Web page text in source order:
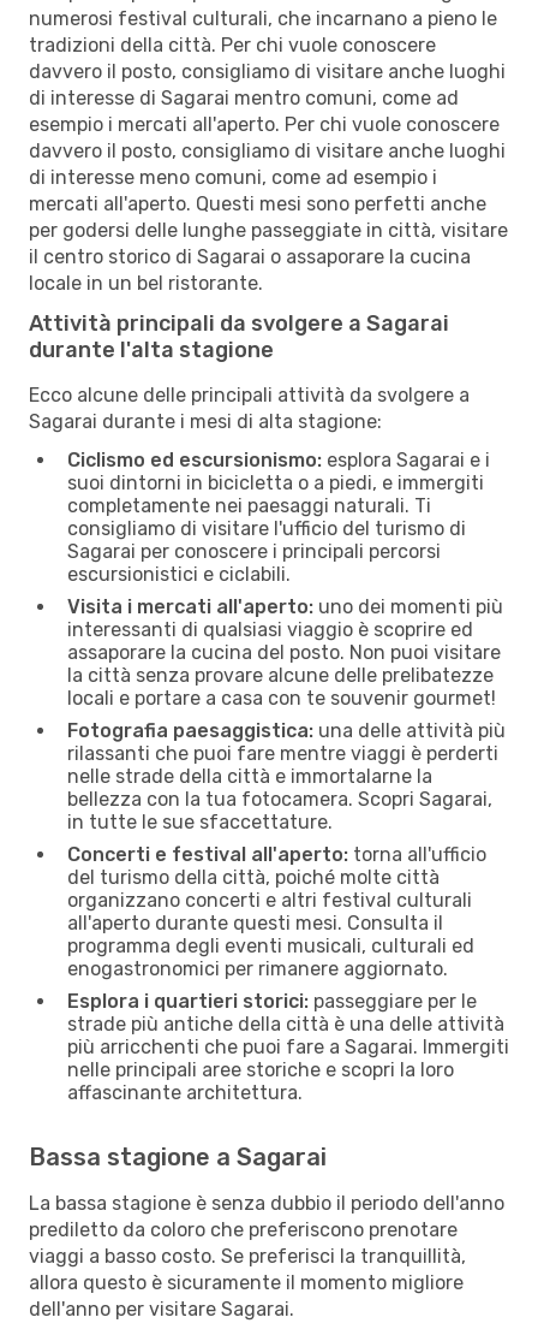
numerosi festival culturali, che incarnano a pieno le
tradizioni della città. Per chi vuole conoscere
davvero il posto, consigliamo di visitare anche luoghi
di interesse di Sagarai mentro comuni, come ad
esempio i mercati all'aperto. Per chi vuole conoscere
davvero il posto, consigliamo di visitare anche luoghi
di interesse meno comuni, come ad esempio i
mercati all'aperto. Questi mesi sono perfetti anche
per godersi delle lunghe passeggiate in città, visitare
il centro storico di Sagarai o assaporare la cucina
locale in un bel ristorante.
Attività principali da svolgere a Sagarai
durante l'alta stagione
Ecco alcune delle principali attività da svolgere a
Sagarai durante i mesi di alta stagione:
Ciclismo ed escursionismo: esplora Sagarai e i
suoi dintorni in bicicletta o a piedi, e immergiti
completamente nei paesaggi naturali. Ti
consigliamo di visitare l'ufficio del turismo di
Sagarai per conoscere i principali percorsi
escursionistici e ciclabili.
Visita i mercati all'aperto: uno dei momenti più
interessanti di qualsiasi viaggio è scoprire ed
assaporare la cucina del posto. Non puoi visitare
la città senza provare alcune delle prelibatezze
locali e portare a casa con te souvenir gourmet!
Fotografia paesaggistica: una delle attività più
rilassanti che puoi fare mentre viaggi è perderti
nelle strade della città e immortalarne la
bellezza con la tua fotocamera. Scopri Sagarai,
in tutte le sue sfaccettature.
Concerti e festival all'aperto: torna all'ufficio
del turismo della città, poiché molte città
organizzano concerti e altri festival culturali
all'aperto durante questi mesi. Consulta il
programma degli eventi musicali, culturali ed
enogastronomici per rimanere aggiornato.
Esplora i quartieri storici: passeggiare per le
strade più antiche della città è una delle attività
più arricchenti che puoi fare a Sagarai. Immergiti
nelle principali aree storiche e scopri la loro
affascinante architettura.
Bassa stagione a Sagarai
La bassa stagione è senza dubbio il periodo dell'anno
prediletto da coloro che preferiscono prenotare
viaggi a basso costo. Se preferisci la tranquillità,
allora questo è sicuramente il momento migliore
dell'anno per visitare Sagarai.